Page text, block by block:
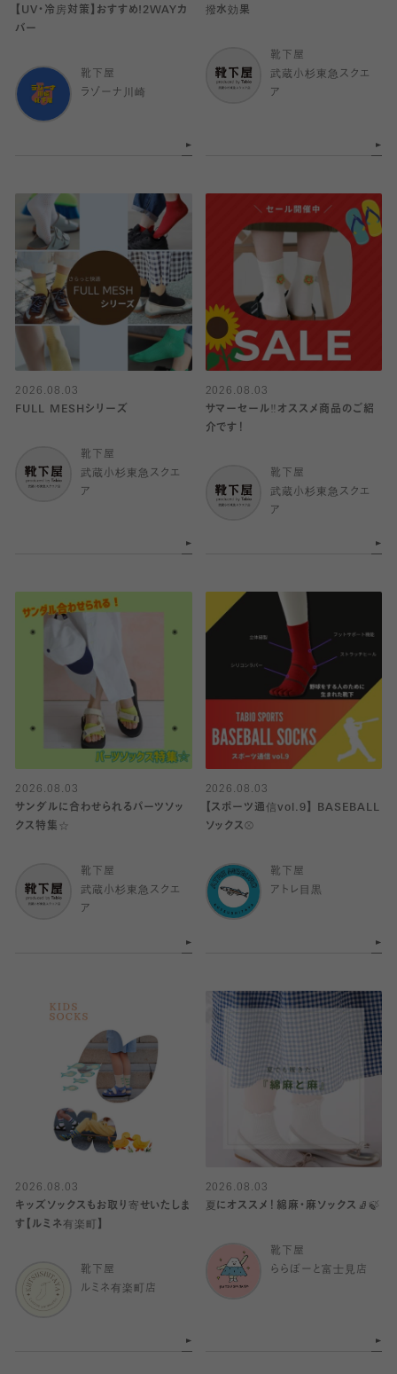
【UV・冷房対策】おすすめ!2WAYカ
バー
靴下屋
ラゾーナ川崎
撥水効果
靴下屋
武蔵小杉東急スクエ
ア
2026.08.03
FULL MESHシリーズ
靴下屋
武蔵小杉東急スクエ
ア
2026.08.03
サマーセール‼︎オススメ商品のご紹
介です！
靴下屋
武蔵小杉東急スクエ
ア
2026.08.03
サンダルに合わせられるパーツソッ
クス特集☆
靴下屋
武蔵小杉東急スクエ
ア
2026.08.03
【スポーツ通信vol.9】 BASEBALL
ソックス⚾️
靴下屋
アトレ目黒
2026.08.03
キッズソックスもお取り寄せいたしま
す【ルミネ有楽町】
靴下屋
ルミネ有楽町店
2026.08.03
夏にオススメ！綿麻・麻ソックス🧦🍃
靴下屋
ららぽーと富士見店